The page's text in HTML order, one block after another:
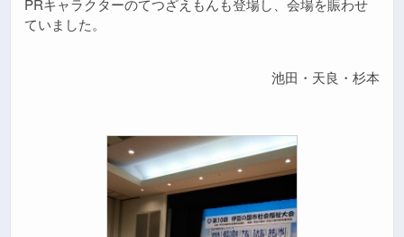
PRキャラクターのてつざえもんも登場し、会場を賑わせ
ていました。
池田・天良・杉本